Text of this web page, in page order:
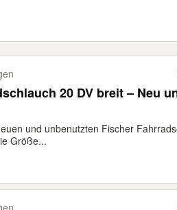
20 DV breit – Neu
und unbenutzten Fischer
Größe...